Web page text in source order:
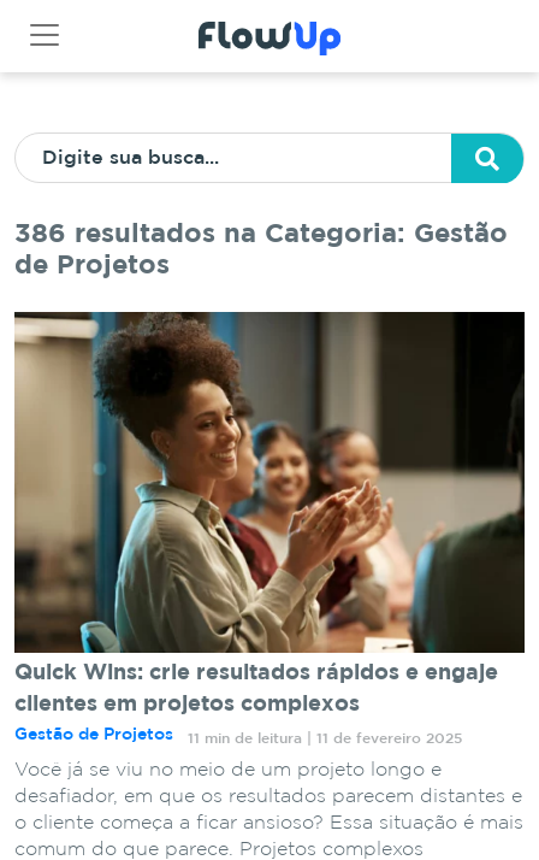
386 resultados na Categoria: Gestão
de Projetos
Quick Wins: crie resultados rápidos e engaje
clientes em projetos complexos
Gestão de Projetos 11 min de leitura | 11 de fevereiro 2025
Você já se viu no meio de um projeto longo e
desafiador, em que os resultados parecem distantes e
o cliente começa a ficar ansioso? Essa situação é mais
comum do que parece. Projetos complexos